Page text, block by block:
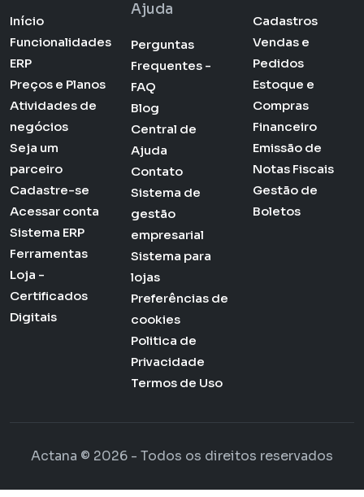
Início
Funcionalidades
ERP
Preços e Planos
Atividades de
negócios
Seja um
parceiro
Cadastre-se
Acessar conta
Sistema ERP
Ferramentas
Loja -
Certificados
Digitais
Ajuda
Perguntas
Frequentes -
FAQ
Blog
Central de
Ajuda
Contato
Sistema de
gestão
empresarial
Sistema para
lojas
Preferências de
cookies
Politica de
Privacidade
Termos de Uso
Cadastros
Vendas e
Pedidos
Estoque e
Compras
Financeiro
Emissão de
Notas Fiscais
Gestão de
Boletos
Actana © 2026 - Todos os direitos reservados